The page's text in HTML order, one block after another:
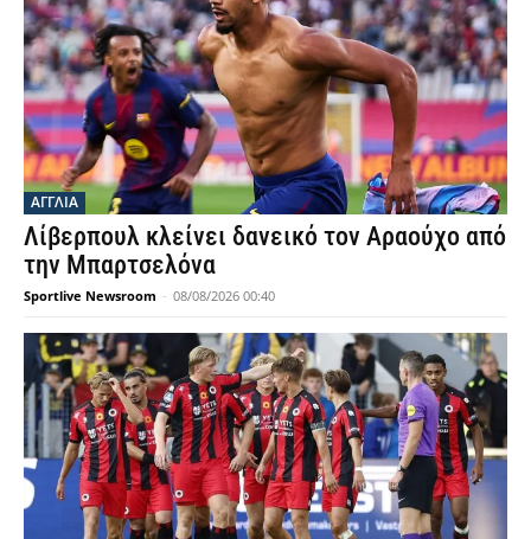
ΑΓΓΛΙΑ
Λίβερπουλ κλείνει δανεικό τον Αραούχο από
την Μπαρτσελόνα
Sportlive Newsroom - 08/08/2026 00:40